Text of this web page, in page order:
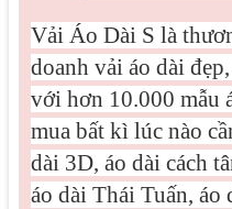
Vải Áo Dài S là
doanh vải áo dài
với hơn 10.000 mẫu
mua bất kì lúc nào
dài 3D, áo dài cách
áo dài Thái Tuấn, áo